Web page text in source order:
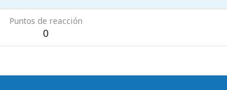
Puntos de reacción
0